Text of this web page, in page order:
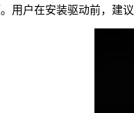
用户在安装驱动前，建